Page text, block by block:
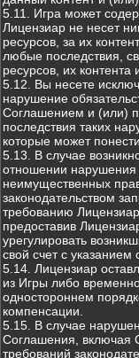
5.11. Игра может
Лицензиар не несет
ресурсов, за их
любые последствия,
ресурсов, их контента
5.12. Вы несете
нарушение
Соглашением и (или)
последствия таких
которые может
5.13. В случае
отношении
неимущественных
законодательством
требованию
предоставив
урегулировать
свой счет с указанием
5.14. Лицензиар
из Игры либо
одностороннем
компенсации.
5.15. В случае
Соглашения, включая
требований